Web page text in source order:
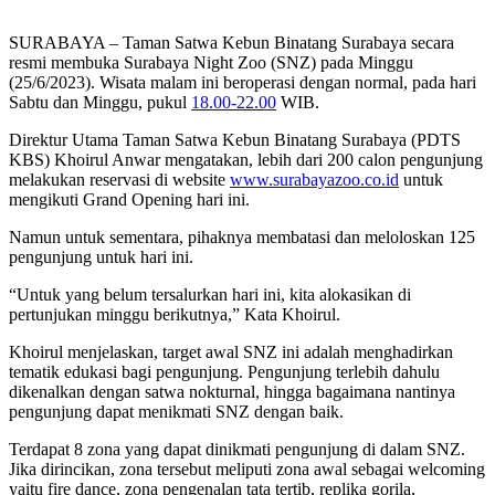
SURABAYA – Taman Satwa Kebun Binatang Surabaya secara
resmi membuka Surabaya Night Zoo (SNZ) pada Minggu
(25/6/2023). Wisata malam ini beroperasi dengan normal, pada hari
Sabtu dan Minggu, pukul 18.00-22.00 WIB.
Direktur Utama Taman Satwa Kebun Binatang Surabaya (PDTS
KBS) Khoirul Anwar mengatakan, lebih dari 200 calon pengunjung
melakukan reservasi di website www.surabayazoo.co.id untuk
mengikuti Grand Opening hari ini.
Namun untuk sementara, pihaknya membatasi dan meloloskan 125
pengunjung untuk hari ini.
“Untuk yang belum tersalurkan hari ini, kita alokasikan di
pertunjukan minggu berikutnya,” Kata Khoirul.
Khoirul menjelaskan, target awal SNZ ini adalah menghadirkan
tematik edukasi bagi pengunjung. Pengunjung terlebih dahulu
dikenalkan dengan satwa nokturnal, hingga bagaimana nantinya
pengunjung dapat menikmati SNZ dengan baik.
Terdapat 8 zona yang dapat dinikmati pengunjung di dalam SNZ.
Jika dirincikan, zona tersebut meliputi zona awal sebagai welcoming
yaitu fire dance, zona pengenalan tata tertib, replika gorila,